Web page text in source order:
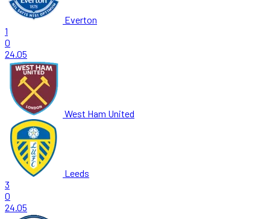
Everton
1
0
24.05
West Ham United
Leeds
3
0
24.05